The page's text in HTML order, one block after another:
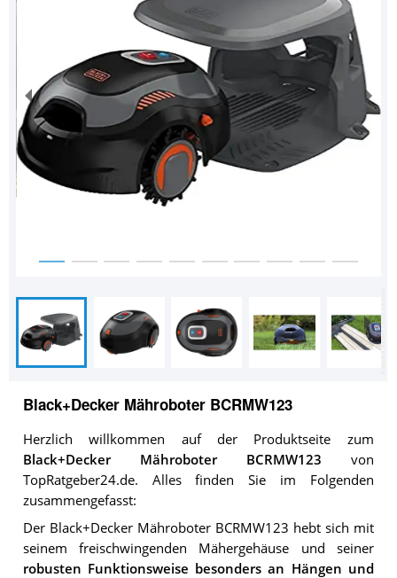
Black+Decker Mähroboter BCRMW123
Herzlich willkommen auf der Produktseite zum
Black+Decker Mähroboter BCRMW123 von
TopRatgeber24.de. Alles finden Sie im Folgenden
zusammengefasst:
Der Black+Decker Mähroboter BCRMW123 hebt sich mit
seinem freischwingenden Mähergehäuse und seiner
robusten Funktionsweise besonders an Hängen und